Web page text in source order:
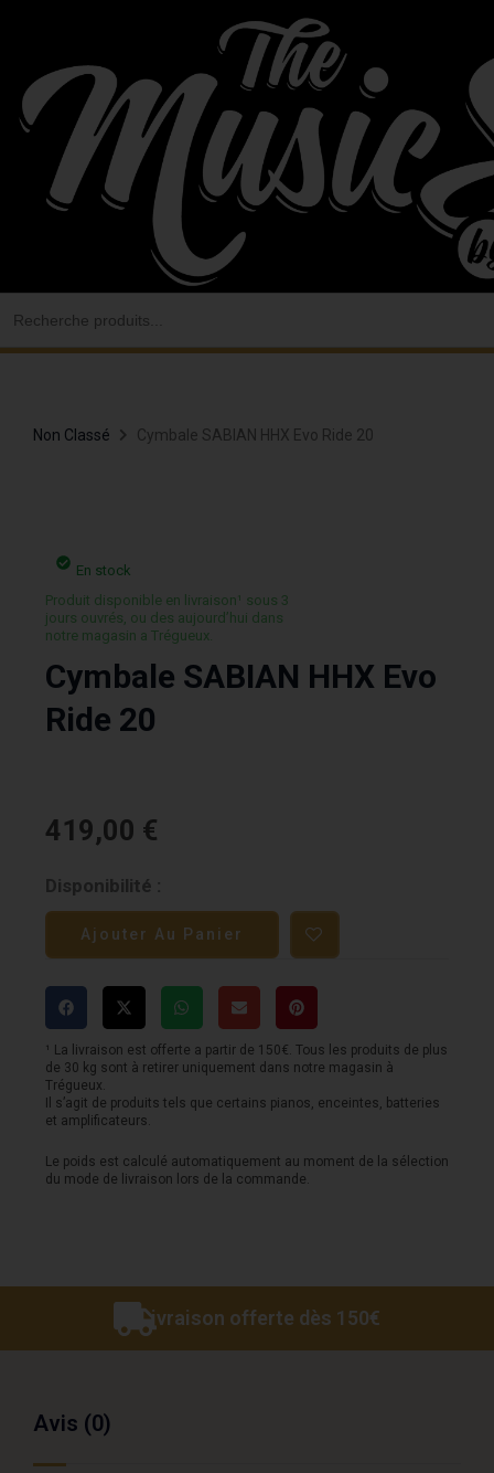
contenu
Non Classé Cymbale SABIAN HHX Evo Ride 20
En stock
Produit disponible en livraison¹ sous 3
jours ouvrés, ou des aujourd’hui dans
notre magasin a Trégueux.
Cymbale SABIAN HHX Evo
Ride 20
419,00 €
Disponibilité :
quantité
de
Cymbale
SABIAN
HHX
Evo
Ride
20
Ajouter Au Panier
¹ La livraison est offerte a partir de 150€. Tous les produits de plus
de 30 kg sont à retirer uniquement dans notre magasin à
Trégueux.
Il s’agit de produits tels que certains pianos, enceintes, batteries
et amplificateurs.
Le poids est calculé automatiquement au moment de la sélection
du mode de livraison lors de la commande.
Livraison offerte dès 150€
Avis (0)